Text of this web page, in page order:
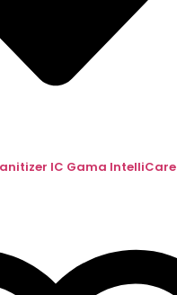
IC Gama IntelliCare